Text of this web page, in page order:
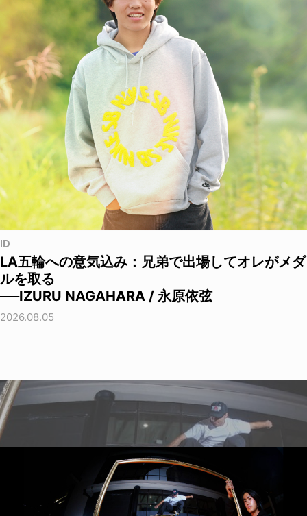
ID
LA五輪への意気込み：兄弟で出場してオレがメダ
ルを取る
──IZURU NAGAHARA / 永原依弦
2026.08.05